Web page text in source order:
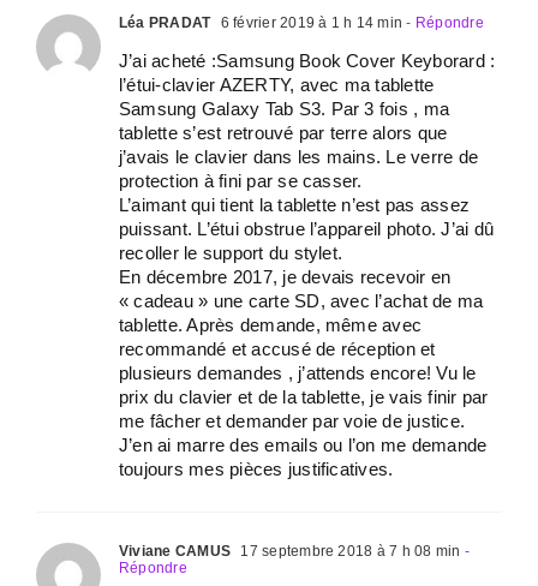
Léa PRADAT 6 février 2019 à 1 h 14 min - Répondre
J’ai acheté :Samsung Book Cover Keyborard :
l’étui-clavier AZERTY, avec ma tablette
Samsung Galaxy Tab S3. Par 3 fois , ma
tablette s’est retrouvé par terre alors que
j’avais le clavier dans les mains. Le verre de
protection à fini par se casser.
L’aimant qui tient la tablette n’est pas assez
puissant. L’étui obstrue l’appareil photo. J’ai dû
recoller le support du stylet.
En décembre 2017, je devais recevoir en
« cadeau » une carte SD, avec l’achat de ma
tablette. Après demande, même avec
recommandé et accusé de réception et
plusieurs demandes , j’attends encore! Vu le
prix du clavier et de la tablette, je vais finir par
me fâcher et demander par voie de justice.
J’en ai marre des emails ou l’on me demande
toujours mes pièces justificatives.
Viviane CAMUS 17 septembre 2018 à 7 h 08 min -
Répondre